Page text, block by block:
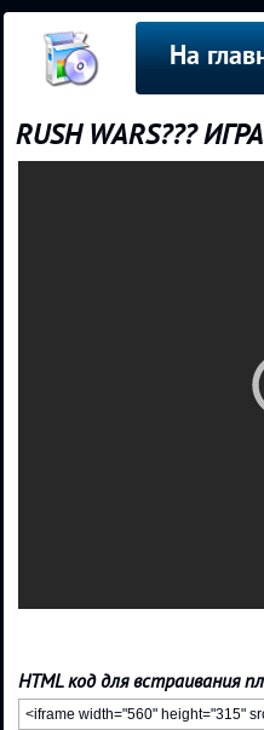
На
RUSH WARS???
HTML код для встраивания